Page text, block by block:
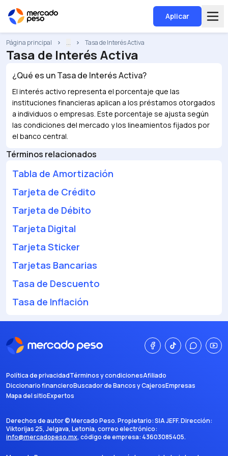
Aplicar
Página principal ... Tasa de Interés Activa
Tasa de Interés Activa
¿Qué es unTasa de Interés Activa?
El interés activo representa el porcentaje que las
instituciones financieras aplican a los préstamos otorgados
a individuos o empresas. Este porcentaje se ajusta según
las condiciones del mercado y los lineamientos fijados por
el banco central.
Términos relacionados
Tabla de Amortización
Tarjeta de Crédito
Tarjeta de Débito
Tarjeta Digital
Tarjeta Sticker
Tarjetas Bancarias
Tasa de Descuento
Tasa de Inflación
Política de privacidadTérminos y condicionesAfiliado
Diccionario financieroBuscador de Bancos y CajerosEmpresas
Mapa del sitioExpertos
Derechos de autor ©Mercado Peso. Propietario:SIA JEFF. Dirección:
Viktorijas 25, Jelgava, Letonia, correo electrónico:
info@mercadopeso.mx, código de empresa: 43603085405.